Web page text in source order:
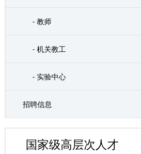
- 教师
- 机关教工
- 实验中心
招聘信息
国家级高层次人才